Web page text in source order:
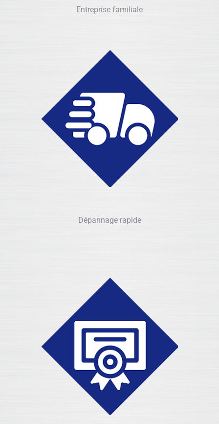
Entreprise familiale
Dépannage rapide